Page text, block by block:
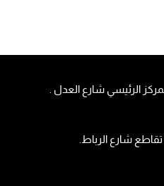
الرئيسي شارع العدل .
تقاطع شارع الرباط.